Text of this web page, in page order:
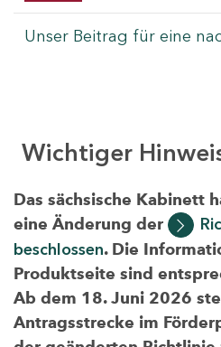
Unser Beitrag für eine
Wichtiger
Das sächsische Kabinett
eine Änderung der
beschlossen. Die
Produktseite sind
Ab dem 18. Juni 2026
Antragsstrecke im